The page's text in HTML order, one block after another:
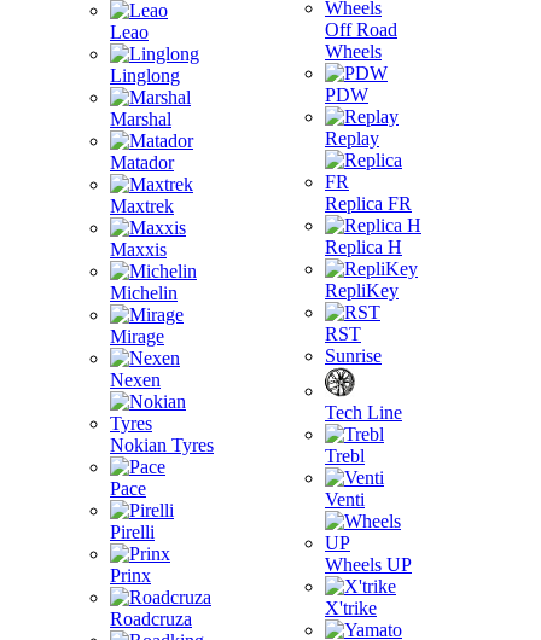
Leao
Linglong
Marshal
Matador
Maxtrek
Maxxis
Michelin
Mirage
Nexen
Nokian Tyres
Pace
Pirelli
Prinx
Roadcruza
Off Road
Wheels
PDW
Replay
Replica FR
Replica H
RepliKey
RST
Sunrise
Tech Line
Trebl
Venti
Wheels UP
X'trike